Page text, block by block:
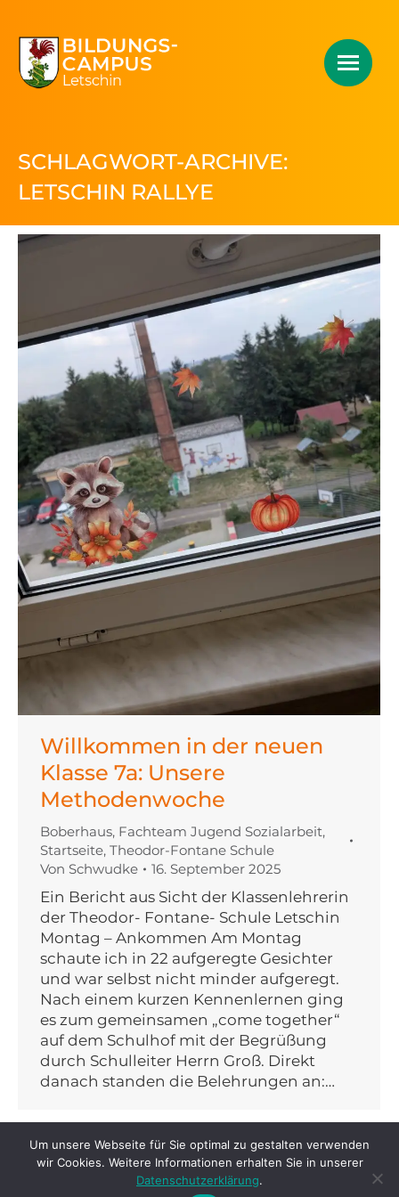
SCHLAGWORT-ARCHIVE:
LETSCHIN RALLYE
Willkommen in der neuen
Klasse 7a: Unsere
Methodenwoche
Boberhaus, Fachteam Jugend Sozialarbeit,
Startseite, Theodor-Fontane Schule
Von Schwudke 16. September 2025
Ein Bericht aus Sicht der Klassenlehrerin
der Theodor- Fontane- Schule Letschin
Montag – Ankommen Am Montag
schaute ich in 22 aufgeregte Gesichter
und war selbst nicht minder aufgeregt.
Nach einem kurzen Kennenlernen ging
es zum gemeinsamen „come together“
auf dem Schulhof mit der Begrüßung
durch Schulleiter Herrn Groß. Direkt
danach standen die Belehrungen an:…
Um unsere Webseite für Sie optimal zu gestalten verwenden
wir Cookies. Weitere Informationen erhalten Sie in unserer
Datenschutzerklärung.